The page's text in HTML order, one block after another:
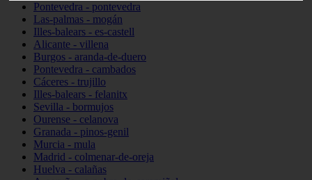
Pontevedra - pontevedra
Las-palmas - mogán
Illes-balears - es-castell
Alicante - villena
Burgos - aranda-de-duero
Pontevedra - cambados
Cáceres - trujillo
Illes-balears - felanitx
Sevilla - bormujos
Ourense - celanova
Granada - pinos-genil
Murcia - mula
Madrid - colmenar-de-oreja
Huelva - calañas